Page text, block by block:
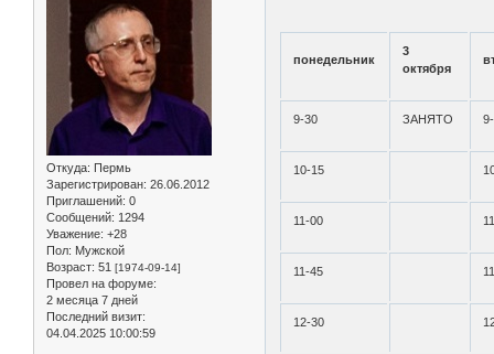
Откуда: Пермь
Зарегистрирован: 26.06.2012
Приглашений: 0
Сообщений: 1294
Уважение: +28
Пол: Мужской
Возраст: 51 [1974-09-14]
Провел на форуме:
2 месяца 7 дней
Последний визит:
04.04.2025 10:00:59
понедельник
3
октября
9-30 ЗАНЯТО
10-15
11-00
11-45
12-30